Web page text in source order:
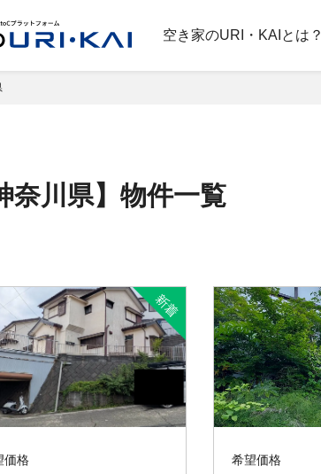
空き家のURI・KAIとは？
奈川県】物件一覧
価格 希望価格